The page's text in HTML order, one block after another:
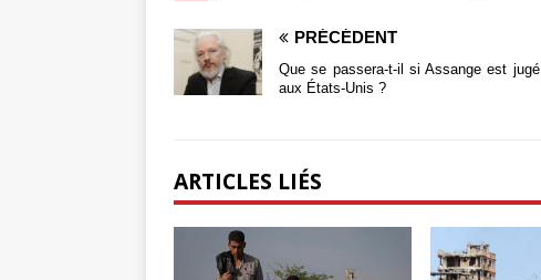
PRÉCÉDENT
Que se passera-t-il si Assange est jugé
aux États-Unis ?
ARTICLES LIÉS